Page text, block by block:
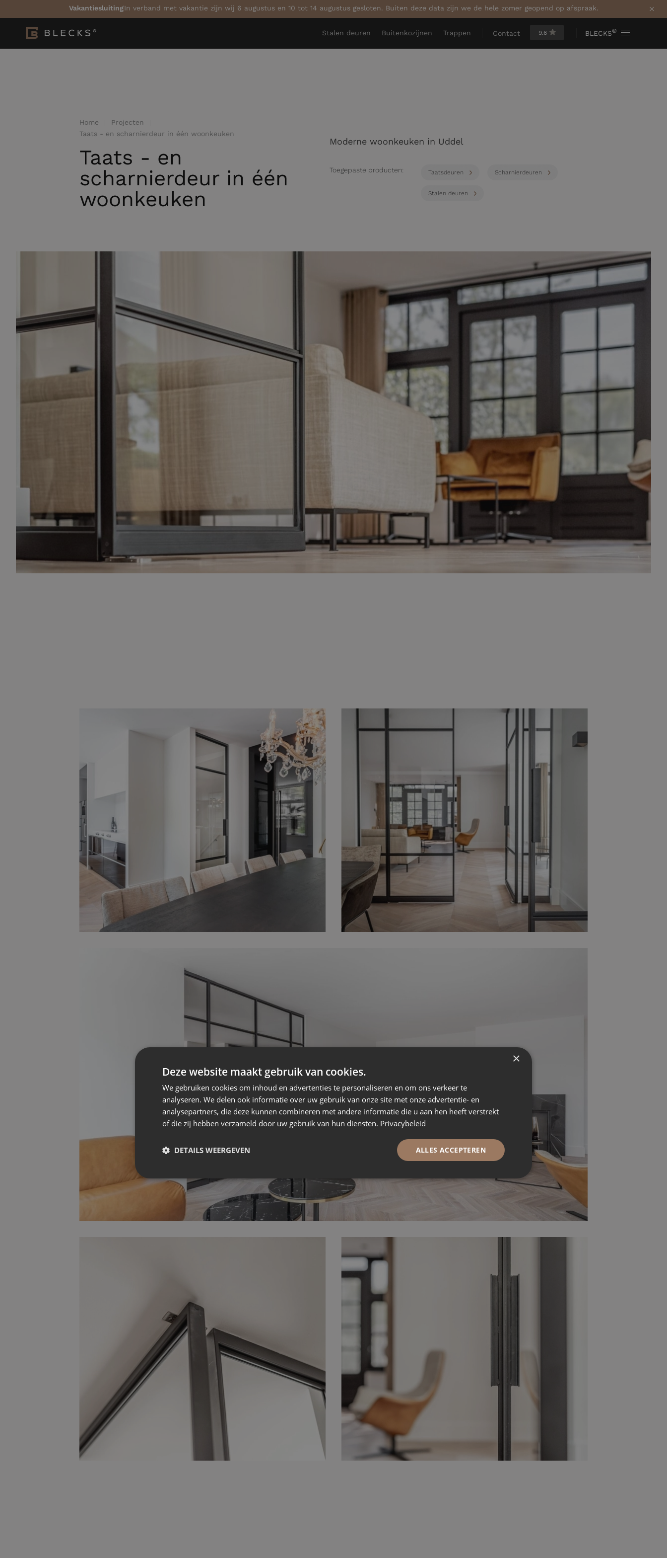
VakantiesluitingIn verband met vakantie zijn wij 6 augustus en 10 tot 14 augustus gesloten. Buiten deze data zijn we de hele zomer geopend op afspraak.
Stalen deuren Buitenkozijnen Trappen Contact 9.6 BLECKS®
Home
Projecten
Taats - en scharnierdeur in één woonkeuken
Taats - en
scharnierdeur in één
woonkeuken
Moderne woonkeuken in Uddel
Toegepaste producten: Taatsdeuren Scharnierdeuren
Stalen deuren
×
Deze website maakt gebruik van cookies.
We gebruiken cookies om inhoud en advertenties te personaliseren en om ons verkeer te
analyseren. We delen ook informatie over uw gebruik van onze site met onze advertentie- en
analysepartners, die deze kunnen combineren met andere informatie die u aan hen heeft verstrekt
of die zij hebben verzameld door uw gebruik van hun diensten. Privacybeleid
ALLES ACCEPTEREN
DETAILS WEERGEVEN